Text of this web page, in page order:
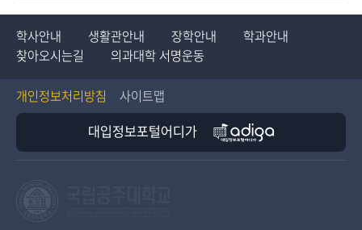
학사안내 생활관안내 장학안내
학과안내
찾아오시는길
의과대학 서명운동
개인정보처리방침 사이트맵
대입정보포털어디가